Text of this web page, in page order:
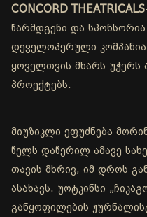
CONCORD THEATRICALS
წარმდგენი და სპონსორია
დეველოპერული
ყოველთვის მხარს უჭერს
პროექტებს.
მიუზიკლი ეფუძნება
წელს დაწერილ ამავე
თავის მხრივ, იმ დროს
ასახავს. უოტკინსი
განყოფილების